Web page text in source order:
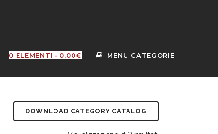
0 ELEMENTI 0,00€
DOWNLOAD CATEGORY CATALOG